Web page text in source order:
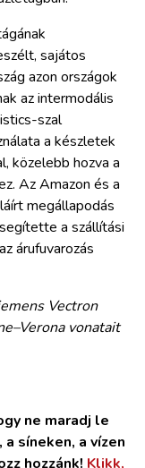
sajátos
azon országok
az intermodális
szal
a készletek
közelebb hozva a
Az Amazon és a
megállapodás
a szállítási
árufuvarozás
Vectron
vonatait
ne maradj le
síneken, a vízen
hozzánk! Klikk,